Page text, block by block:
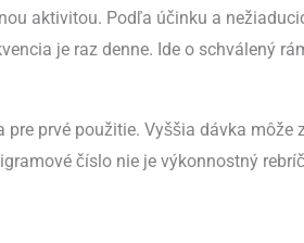
aktivitou. Podľa účinku a
je raz denne. Ide o schválený
prvé použitie. Vyššia dávka môže
číslo nie je výkonnostný